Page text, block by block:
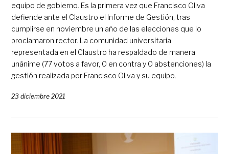
equipo de gobierno. Es la primera vez que Francisco Oliva
defiende ante el Claustro el Informe de Gestión, tras
cumplirse en noviembre un año de las elecciones que lo
proclamaron rector. La comunidad universitaria
representada en el Claustro ha respaldado de manera
unánime (77 votos a favor, 0 en contra y 0 abstenciones) la
gestión realizada por Francisco Oliva y su equipo.
23 diciembre 2021